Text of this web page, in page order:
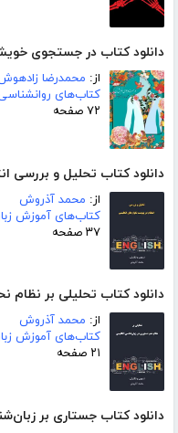
دانلود کتاب در جستجوی
از: محمدرضا
کتاب‌های
۷۲ صفحه
دانلود کتاب تحلیل و بررسی
از: محمد آذروش
کتاب‌های آموزش
۳۷ صفحه
دانلود کتاب تحلیلی بر نظام
از: محمد آذروش
کتاب‌های آموزش
۲۱ صفحه
دانلود کتاب جستاری بر